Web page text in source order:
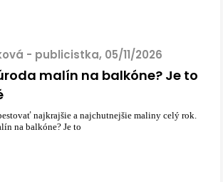
- publicistka, 05/11/2026
malín na balkóne? Je to
najkrajšie a najchutnejšie maliny celý rok.
na balkóne? Je to